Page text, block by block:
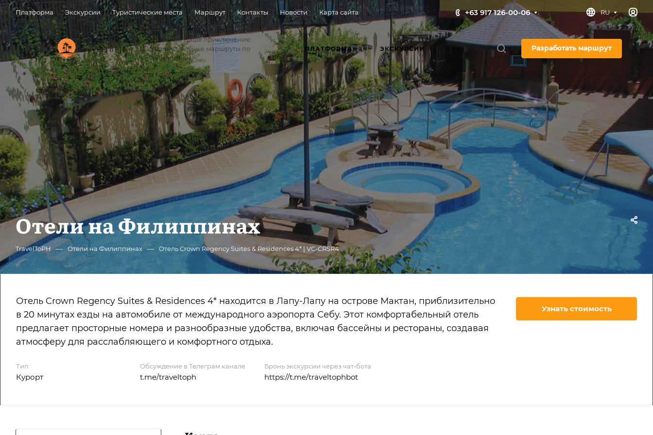
Платформа Экскурсии Туристические места Маршрут Контакты Новости Карта сайта +63 917 126-00-06 RU
Ваш стиль, Ваше приключение:
Индивидуальные маршруты по
Филиппинам.
ПЛАТФОРМА ЭКСКУРСИИ Разработать маршрут
Отели на Филиппинах
TravelToPH — Отели на Филиппинах — Отель Crown Regency Suites & Residences 4* | VC-CRSR4
Отель Crown Regency Suites & Residences 4* находится в Лапу-Лапу на острове Мактан, приблизительно
в 20 минутах езды на автомобиле от международного аэропорта Себу. Этот комфортабельный отель
предлагает просторные номера и разнообразные удобства, включая бассейны и рестораны, создавая
атмосферу для расслабляющего и комфортного отдыха.
Тип
Курорт
Обсуждение в Телеграм канале
t.me/traveltoph
Бронь экскурсии через чат-бота
https://t.me/traveltophbot
Узнать стоимость